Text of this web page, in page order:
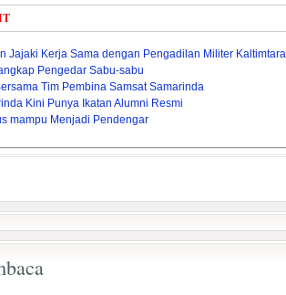
Jajaki Kerja Sama dengan Pengadilan Militer Kaltimtara
Pengedar Sabu-sabu
Tim Pembina Samsat Samarinda
Kini Punya Ikatan Alumni Resmi
mampu Menjadi Pendengar